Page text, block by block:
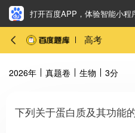
打开百度APP，体验智能小程
高考
2026年 真题卷 生物 3分
下列关于蛋白质及其功能